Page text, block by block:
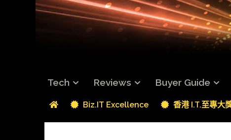
Tech Reviews Buyer Guide
Biz.IT Excellence 香港 I.T.至專大